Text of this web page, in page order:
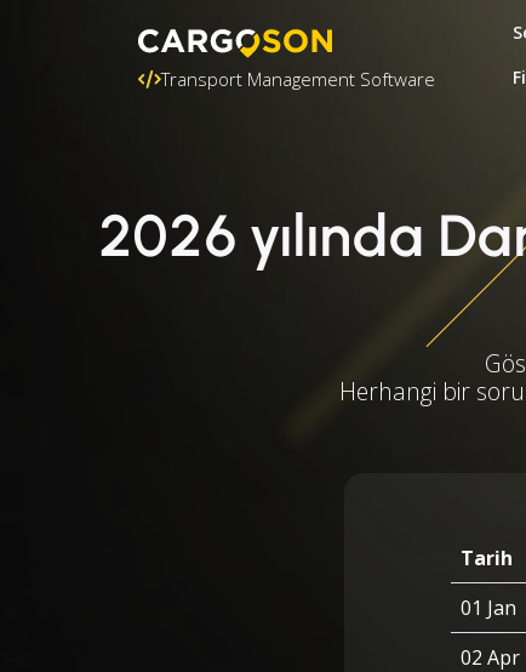
Transport Management Software
2026 yılında
Herhangi bir
Tarih
01 Jan
02 Apr